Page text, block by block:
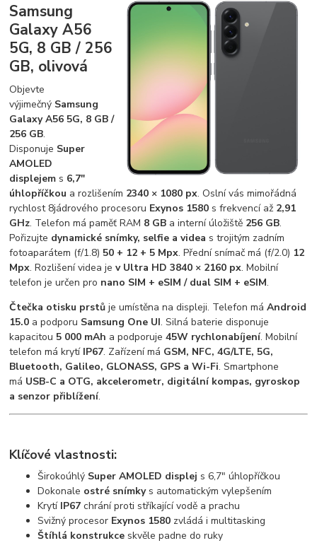
Samsung
Galaxy A56
5G, 8 GB / 256
GB, olivová
Objevte
výjimečný Samsung
Galaxy A56 5G, 8 GB /
256 GB.
Disponuje Super
AMOLED
displejem s 6,7"
úhlopříčkou a rozlišením 2340 × 1080 px. Oslní vás mimořádná
rychlost 8jádrového procesoru Exynos 1580 s frekvencí až 2,91
GHz. Telefon má paměť RAM 8 GB a interní úložiště 256 GB.
Pořizujte dynamické snímky, selfie a videa s trojitým zadním
fotoaparátem (f/1.8) 50 + 12 + 5 Mpx. Přední snímač má (f/2.0) 12
Mpx. Rozlišení videa jev Ultra HD 3840 × 2160 px. Mobilní
telefon je určen pro nano SIM + eSIM / dual SIM + eSIM.
Čtečka otisku prstů je umístěna na displeji. Telefon máAndroid
15.0 a podporu Samsung One UI. Silná baterie disponuje
kapacitou 5 000 mAh a podporuje45W rychlonabíjení. Mobilní
telefon má krytí IP67. Zařízení má GSM, NFC, 4G/LTE, 5G,
Bluetooth, Galileo, GLONASS, GPS a Wi-Fi. Smartphone
má USB-C a OTG, akcelerometr, digitální kompas, gyroskop
a senzor přiblížení.
Klíčové vlastnosti:
Širokoúhlý Super AMOLED displej s 6,7" úhlopříčkou
Dokonale ostré snímky s automatickým vylepšením
Krytí IP67chrání proti stříkající vodě a prachu
Svižný procesor Exynos 1580 zvládá i multitasking
Štíhlá konstrukce skvěle padne do ruky